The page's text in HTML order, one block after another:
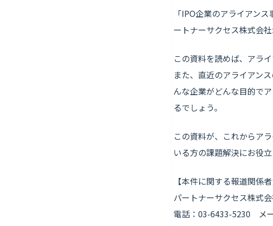
「IPO企業のアライアン
ートナーサクセス株式会
この資料を読めば、アラ
また、直近のアライアン
んな企業がどんな目的で
るでしょう。
この資料が、これからア
いる方の課題解決にお役
【本件に関する報道関係
パートナーサクセス株式
電話：03-6433-5230 メ